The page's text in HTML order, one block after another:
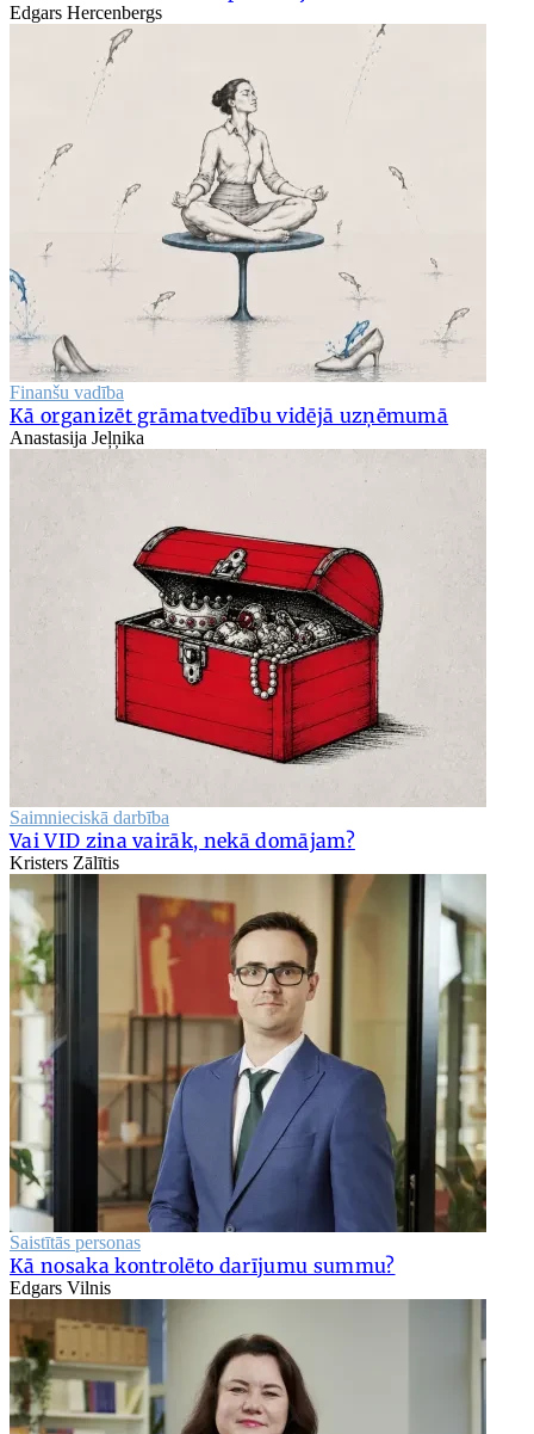
Edgars Hercenbergs
Finanšu vadība
Kā organizēt grāmatvedību vidējā uzņēmumā
Anastasija Jeļņika
Saimnieciskā darbība
Vai VID zina vairāk, nekā domājam?
Kristers Zālītis
Saistītās personas
Kā nosaka kontrolēto darījumu summu?
Edgars Vilnis